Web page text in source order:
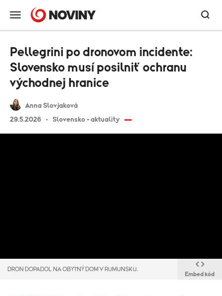
Anna Slovjaková
29.5.2026
Slovensko - aktuality
Pellegrini po dronovom incidente:
Slovensko musí posilniť ochranu
východnej hranice
DRON DOPADOL NA OBYTNÝ DOM V RUMUNSKU.
Embed kód